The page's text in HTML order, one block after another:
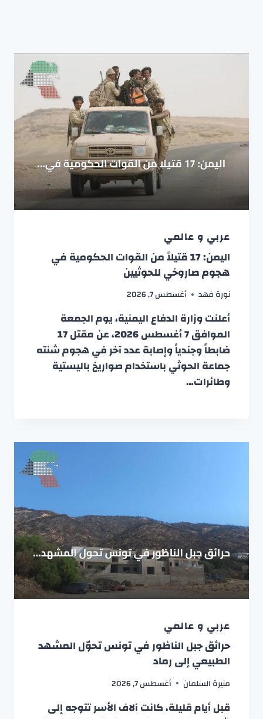
عربي و عالمي
اليمن: 17 قتيلاً من القوات الحكومية في
هجوم صاروخي للحوثيين
نورة فهد أغسطس 7, 2026
أعلنت وزارة الدفاع اليمنية، يوم الجمعة
الموافق 7 أغسطس 2026، عن مقتل 17
ضابطاً وجندياً وإصابة عدد آخر في هجوم شنته
جماعة الحوثي باستخدام صواريخ باليستية
وطائرات…
عربي و عالمي
حرائق جبل الناظور في تونس تحوّل المشهد
الطبيعي إلى رماد
منيرة السلمان أغسطس 7, 2026
قبل أيام قليلة، كانت آلاف الأسر تتوجه إلى